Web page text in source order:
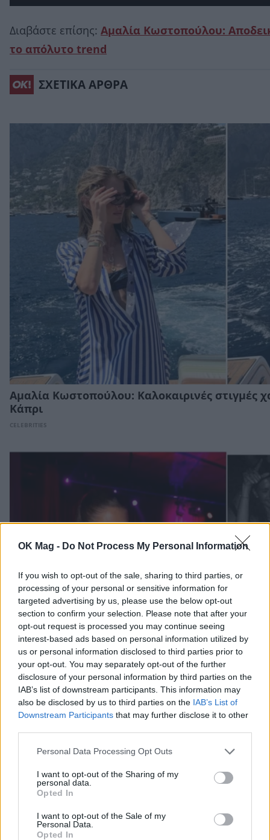
OK Mag - Do Not Process My Personal Information
If you wish to opt-out of the sale, sharing to third parties, or
processing of your personal or sensitive information for
targeted advertising by us, please use the below opt-out
section to confirm your selection. Please note that after your
opt-out request is processed you may continue seeing
interest-based ads based on personal information utilized by
us or personal information disclosed to third parties prior to
your opt-out. You may separately opt-out of the further
disclosure of your personal information by third parties on the
IAB’s list of downstream participants. This information may
also be disclosed by us to third parties on the IAB’s List of
Downstream Participants that may further disclose it to other
Personal Data Processing Opt Outs
I want to opt-out of the Sharing of my
personal data.
Opted In
I want to opt-out of the Sale of my
Personal Data.
Opted In
Διαβάστε επίσης: Αμαλία Κωστοπούλου:
το απόλυτο trend
ΣΧΕΤΙΚΑ ΑΡΘΡΑ
Αμαλία Κωστοπούλου: Καλοκαιρινές στιγμές
Κάπρι
CELEBRITIES
Αμαλία Κωστοπούλου: Οι νέες φωτογραφίες
«Χορεύαμε μέχρι να ανατείλει ο ήλιος»
CELEBRITIES